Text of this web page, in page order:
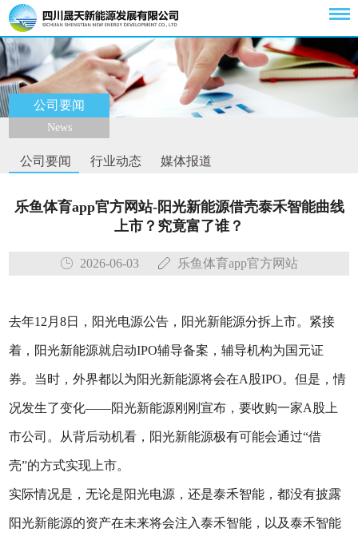
公司要闻
News
公司要闻 行业动态 媒体报道
乐鱼体育app官方网站-阳光新能源借壳泰禾智能曲线
上市？究竟富了谁？
2026-06-03 乐鱼体育app官方网站
去年12月8日，阳光电源公告，阳光新能源分拆上市。紧接
着，阳光新能源就启动IPO辅导备案，辅导机构为国元证
券。当时，外界都以为阳光新能源将会在A股IPO。但是，情
况发生了变化——阳光新能源刚刚宣布，要收购一家A股上
市公司。从背后动机看，阳光新能源极有可能会通过“借
壳”的方式实现上市。
实际情况是，无论是阳光电源，还是泰禾智能，都没有披露
阳光新能源的资产在未来将会注入泰禾智能，以及泰禾智能